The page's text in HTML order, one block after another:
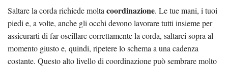
Saltare la corda richiede molta coordinazione. Le tue mani, i tuoi
piedi e, a volte, anche gli occhi devono lavorare tutti insieme per
assicurarti di far oscillare correttamente la corda, saltarci sopra al
momento giusto e, quindi, ripetere lo schema a una cadenza
costante. Questo alto livello di coordinazione può sembrare molto